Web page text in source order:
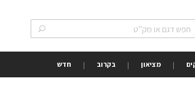
חפש
מציאון בקרוב חדש